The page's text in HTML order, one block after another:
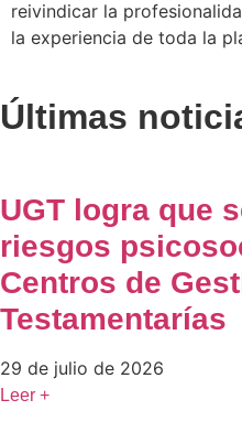
reivindicar la
la experiencia de toda la
Últimas
UGT logra que
riesgos
Centros de
Testamentarías
29 de julio de 2026
Leer +